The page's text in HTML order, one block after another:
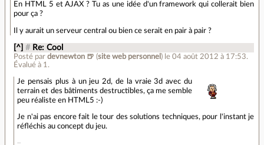
En HTML 5 et AJAX ? Tu as une idée d'un framework qui collerait bien
pour ça ?
Il y aurait un serveur central ou bien ce serait en pair à pair ?
[^] # Re: Cool
Posté pardevnewton 🍺 (site web personnel ) le 04 août 2012 à 17:53.
Évalué à 1 .
Je pensais plus à un jeu 2d, de la vraie 3d avec du
terrain et des bâtiments destructibles, ça me semble
peu réaliste en HTML5 :-)
Je n'ai pas encore fait le tour des solutions techniques, pour l'instant je
réfléchis au concept du jeu.